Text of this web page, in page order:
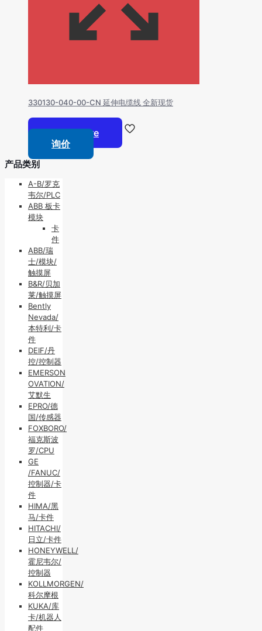
330130-040-00-CN 延伸电缆线 全新现货
Read more
询价
产品类别
A-B/罗克
韦尔/PLC
ABB 板卡
模块
卡
件
ABB/瑞
士/模块/
触摸屏
B&R/贝加
莱/触摸屏
Bently
Nevada/
本特利/卡
件
DEIF/丹
控/控制器
EMERSON
OVATION/
艾默生
EPRO/德
国/传感器
FOXBORO/
福克斯波
罗/CPU
GE
/FANUC/
控制器/卡
件
HIMA/黑
马/卡件
HITACHI/
日立/卡件
HONEYWELL/
霍尼韦尔/
控制器
KOLLMORGEN/
科尔摩根
KUKA/库
卡/机器人
配件